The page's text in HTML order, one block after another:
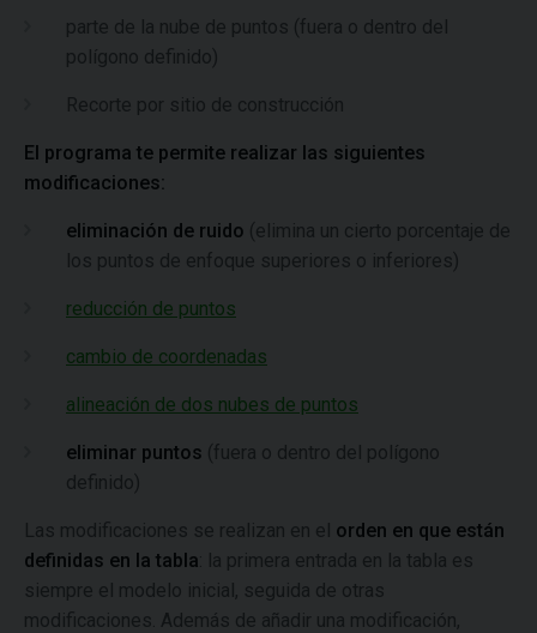
parte de la nube de puntos (fuera o dentro del
polígono definido)
Recorte por sitio de construcción
El programa te permite realizar las siguientes
modificaciones:
eliminación de ruido (elimina un cierto porcentaje de
los puntos de enfoque superiores o inferiores)
reducción de puntos
cambio de coordenadas
alineación de dos nubes de puntos
eliminar puntos (fuera o dentro del polígono
definido)
Las modificaciones se realizan en el orden en que están
definidas en la tabla : la primera entrada en la tabla es
siempre el modelo inicial, seguida de otras
modificaciones. Además de añadir una modificación,